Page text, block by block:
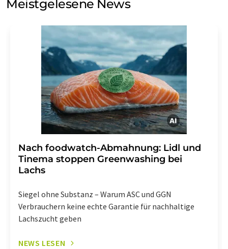
Einwilligung können Sie jederzeit ohne Angabe von
Str. 2, 12489 Berlin oder per E-Mail unter
widerruf@lumitos.commit Wirkung für die Zukunft
widerrufen. Zudem ist in jeder E-Mail ein Link zur
Abbestellung des entsprechenden Newsletters
enthalten.
Meistgelesene News
Nach foodwatch-Abmahnung: Lidl und
Tinema stoppen Greenwashing bei
Lachs
Siegel ohne Substanz – Warum ASC und GGN
Verbrauchern keine echte Garantie für nachhaltige
Lachszucht geben
NEWS LESEN